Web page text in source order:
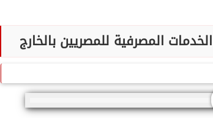
المصرفية للمصريين بالخارج